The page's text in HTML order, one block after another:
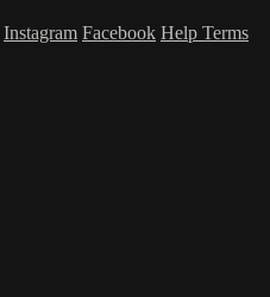
Instagram Facebook Help Terms